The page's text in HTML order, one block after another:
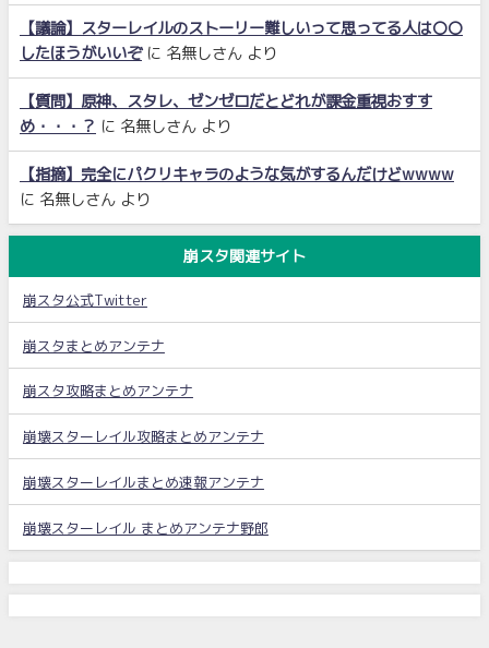
【議論】スターレイルのストーリー難しいって思ってる人は〇〇
したほうがいいぞに 名無しさん より
【質問】原神、スタレ、ゼンゼロだとどれが課金重視おすす
め・・・？ に 名無しさん より
【指摘】完全にパクリキャラのような気がするんだけどwwww
に 名無しさん より
崩スタ関連サイト
崩スタ公式Twitter
崩スタまとめアンテナ
崩スタ攻略まとめアンテナ
崩壊スターレイル攻略まとめアンテナ
崩壊スターレイルまとめ速報アンテナ
崩壊スターレイル まとめアンテナ野郎